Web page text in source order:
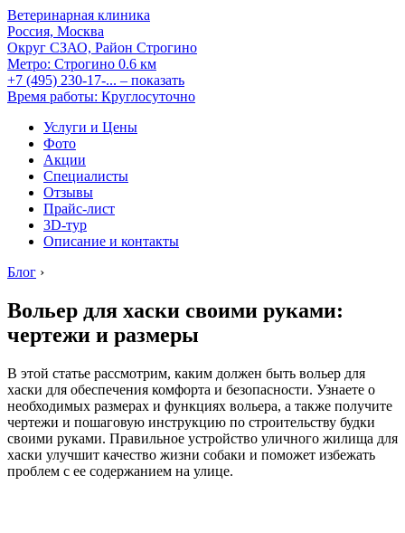
Ветеринарная клиника
Россия, Москва
Округ СЗАО, Район Строгино
Метро: Строгино 0.6 км
+7 (495) 230-17-... – показать
Время работы: Круглосуточно
Услуги и Цены
Фото
Акции
Специалисты
Отзывы
Прайс-лист
3D-тур
Описание и контакты
Блог ›
Вольер для хаски своими руками:
чертежи и размеры
В этой статье рассмотрим, каким должен быть вольер для
хаски для обеспечения комфорта и безопасности. Узнаете о
необходимых размерах и функциях вольера, а также получите
чертежи и пошаговую инструкцию по строительству будки
своими руками. Правильное устройство уличного жилища для
хаски улучшит качество жизни собаки и поможет избежать
проблем с ее содержанием на улице.